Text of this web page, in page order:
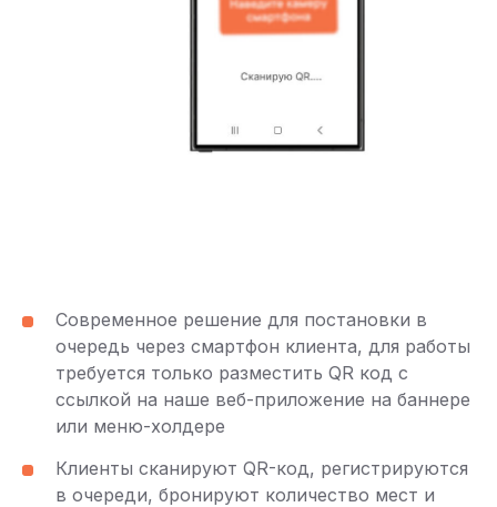
Современное решение для постановки в
очередь через смартфон клиента, для работы
требуется только разместить QR код с
ссылкой на наше веб-приложение на баннере
или меню-холдере
Клиенты сканируют QR-код, регистрируются
в очереди, бронируют количество мест и